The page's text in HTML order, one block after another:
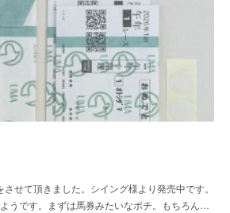
せて頂きました。シイング様より発売中です。
うです。まずは馬券みたいなポチ。もちろん…